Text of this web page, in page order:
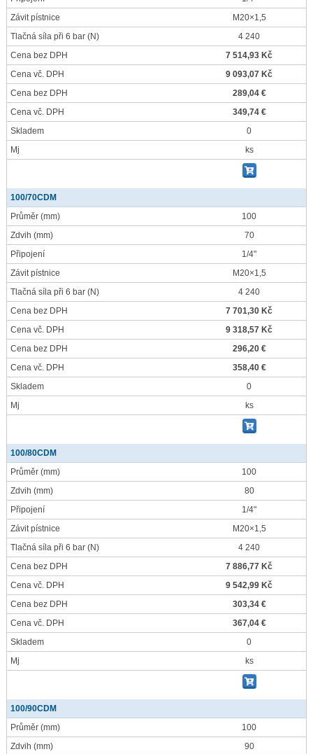
Závit pístnice
M20×1,5
Tlačná síla při 6 bar (N)
4 240
Cena bez DPH
7 514,93 Kč
Cena vč. DPH
9 093,07 Kč
Cena bez DPH
289,04 €
Cena vč. DPH
349,74 €
Skladem
0
Mj
ks
100/70CDM
Průměr (mm)
100
Zdvih (mm)
70
Připojení
1/4"
Závit pístnice
M20×1,5
Tlačná síla při 6 bar (N)
4 240
Cena bez DPH
7 701,30 Kč
Cena vč. DPH
9 318,57 Kč
Cena bez DPH
296,20 €
Cena vč. DPH
358,40 €
Skladem
0
Mj
ks
100/80CDM
Průměr (mm)
100
Zdvih (mm)
80
Připojení
1/4"
Závit pístnice
M20×1,5
Tlačná síla při 6 bar (N)
4 240
Cena bez DPH
7 886,77 Kč
Cena vč. DPH
9 542,99 Kč
Cena bez DPH
303,34 €
Cena vč. DPH
367,04 €
Skladem
0
Mj
ks
100/90CDM
Průměr (mm)
100
Zdvih (mm)
90